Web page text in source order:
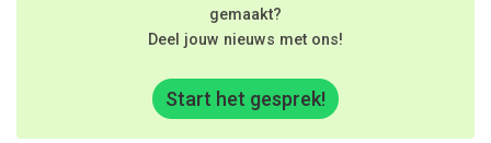
gemaakt?
Deel jouw nieuws met ons!
Start het gesprek!